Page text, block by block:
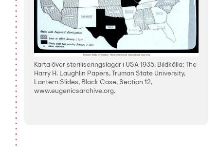
Karta över steriliseringslagar i USA 1935. Bildkälla: The
Harry H. Laughlin Papers, Truman State University,
Lantern Slides, Black Case, Section 12,
www.eugenicsarchive.org.